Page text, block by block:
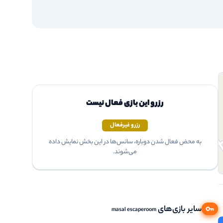
رزرو این بازی فعال نیست
رزرو غیرفعال
به محض فعال شدن دوباره، سانس‌ها در این بخش نمایش داده
می‌شوند.
سایر بازی‌هایmasal escaperoom